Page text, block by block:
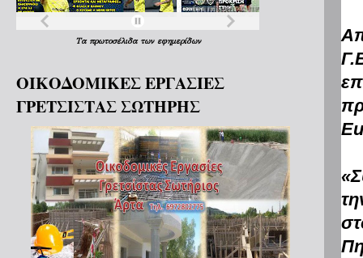
Τα πρωτοσέλιδα των εφημερίδων
ΟΙΚΟΔΟΜΙΚΕΣ ΕΡΓΑΣΙΕΣ
ΓΡΕΤΣΙΣΤΑΣ ΣΩΤΗΡΗΣ